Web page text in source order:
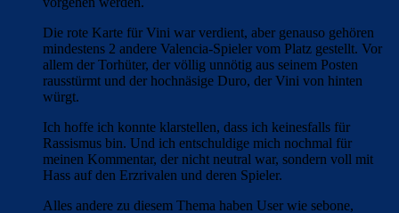
Die rote Karte für Vini war verdient, aber genauso gehören
mindestens 2 andere Valencia-Spieler vom Platz gestellt. Vor
allem der Torhüter, der völlig unnötig aus seinem Posten
rausstürmt und der hochnäsige Duro, der Vini von hinten
würgt.
Ich hoffe ich konnte klarstellen, dass ich keinesfalls für
Rassismus bin. Und ich entschuldige mich nochmal für
meinen Kommentar, der nicht neutral war, sondern voll mit
Hass auf den Erzrivalen und deren Spieler.
Alles andere zu diesem Thema haben User wie sebone,